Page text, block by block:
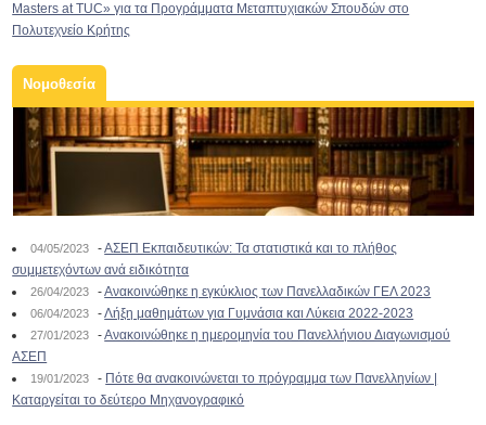
Masters at TUC» για τα Προγράμματα Μεταπτυχιακών Σπουδών στο
Πολυτεχνείο Κρήτης
Νομοθεσία
04/05/2023 -ΑΣΕΠ Εκπαιδευτικών: Τα στατιστικά και το πλήθος
συμμετεχόντων ανά ειδικότητα
26/04/2023 -Ανακοινώθηκε η εγκύκλιος των Πανελλαδικών ΓΕΛ 2023
06/04/2023 -Λήξη μαθημάτων για Γυμνάσια και Λύκεια 2022-2023
27/01/2023 -Ανακοινώθηκε η ημερομηνία του Πανελλήνιου Διαγωνισμού
ΑΣΕΠ
19/01/2023 - Πότε θα ανακοινώνεται το πρόγραμμα των Πανελληνίων |
Καταργείται το δεύτερο Μηχανογραφικό